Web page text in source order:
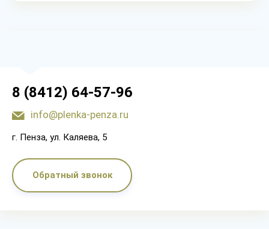
8 (8412) 64-57-96
info@plenka-penza.ru
г. Пенза, ул. Каляева, 5
Обратный звонок